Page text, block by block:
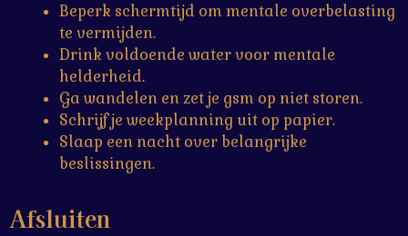
Beperk schermtijd om mentale overbelasting
te vermijden.
Drink voldoende water voor mentale
helderheid.
Ga wandelen en zet je gsm op niet storen.
Schrijf je weekplanning uit op papier.
Slaap een nacht over belangrijke
beslissingen.
Afsluiten